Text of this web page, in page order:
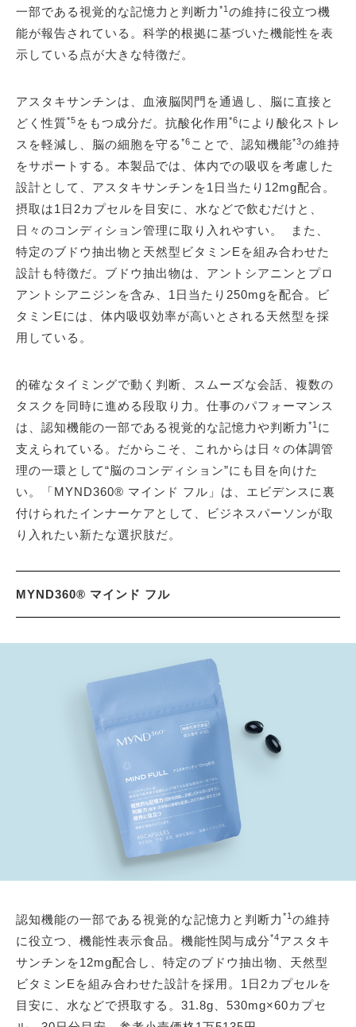
一部である視覚的な記憶力と判断力 *1 の維持に役立つ機
能が報告されている。科学的根拠に基づいた機能性を表
示している点が大きな特徴だ。
アスタキサンチンは、血液脳関門を通過し、脳に直接と
どく性質*5 をもつ成分だ。抗酸化作用*6により酸化ストレ
スを軽減し、脳の細胞を守る *6 ことで、認知機能*3の維持
をサポートする。本製品では、体内での吸収を考慮した
設計として、アスタキサンチンを1日当たり12mg配合。
摂取は1日2カプセルを目安に、水などで飲むだけと、
日々のコンディション管理に取り入れやすい。 また、
特定のブドウ抽出物と天然型ビタミンEを組み合わせた
設計も特徴だ。ブドウ抽出物は、アントシアニンとプロ
アントシアニジンを含み、1日当たり250mgを配合。ビ
タミンEには、体内吸収効率が高いとされる天然型を採
用している。
的確なタイミングで動く判断、スムーズな会話、複数の
タスクを同時に進める段取り力。仕事のパフォーマンス
は、認知機能の一部である視覚的な記憶力や判断力 *1 に
支えられている。だからこそ、これからは日々の体調管
理の一環として“脳のコンディション”にも目を向けた
い。「MYND360® マインド フル」は、エビデンスに裏
付けられたインナーケアとして、ビジネスパーソンが取
り入れたい新たな選択肢だ。
MYND360® マインド フル
認知機能の一部である視覚的な記憶力と判断力 *1 の維持
に役立つ、機能性表示食品。機能性関与成分*4アスタキ
サンチンを12mg配合し、特定のブドウ抽出物、天然型
ビタミンEを組み合わせた設計を採用。1日2カプセルを
目安に、水などで摂取する。31.8g、530mg×60カプセ